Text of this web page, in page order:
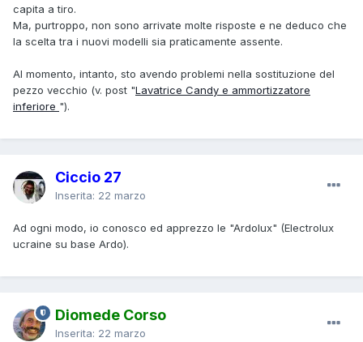
capita a tiro.
Ma, purtroppo, non sono arrivate molte risposte e ne deduco che
la scelta tra i nuovi modelli sia praticamente assente.
Al momento, intanto, sto avendo problemi nella sostituzione del
pezzo vecchio (v. post "Lavatrice Candy e ammortizzatore
inferiore ").
Ciccio 27
Inserita: 22 marzo
Ad ogni modo, io conosco ed apprezzo le "Ardolux" (Electrolux
ucraine su base Ardo).
Diomede Corso
Inserita: 22 marzo